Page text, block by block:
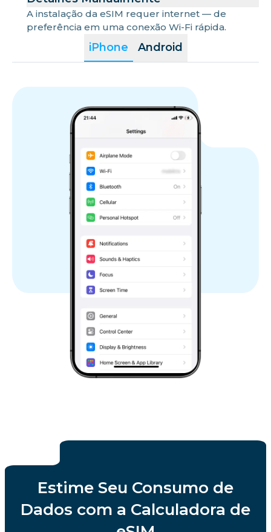
iPhone Android
A instalação da eSIM requer internet — de
preferência em uma conexão Wi-Fi rápida.
Estime Seu Consumo de
Dados com a Calculadora de